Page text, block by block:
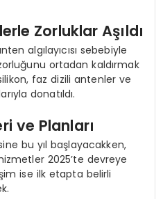
Zorluklar Aşıldı
algılayıcısı sebebiyle
ortadan kaldırmak
faz dizili antenler ve
donatıldı.
ve Planları
bu yıl başlayacakken,
2025’te devreye
ise ilk etapta belirli